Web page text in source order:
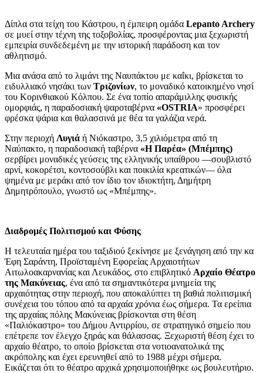
Δίπλα στα τείχη του Κάστρου, η έμπειρη ομάδα Lepanto Archery
σε μυεί στην τέχνη της τοξοβολίας, προσφέροντας μια ξεχωριστή
εμπειρία συνδεδεμένη με την ιστορική παράδοση και τον
αθλητισμό.
Μια ανάσα από το λιμάνι της Ναυπάκτου με καΐκι, βρίσκεται το
ειδυλλιακό νησάκι των Τριζονίων, το μοναδικό κατοικημένο νησί
του Κορινθιακού Κόλπου. Σε ένα τοπίο απαράμιλλης φυσικής
ομορφιάς, η παραδοσιακή ψαροταβέρνα «OSTRIA» προσφέρει
φρέσκα ψάρια και θαλασσινά με θέα τα γαλάζια νερά.
Στην περιοχή Λυγιά ή Νιόκαστρο, 3,5 χιλιόμετρα από τη
Ναύπακτο, η παραδοσιακή ταβέρνα «Η Παρέα» (Μπέμπης)
σερβίρει μοναδικές γεύσεις της ελληνικής υπαίθρου —σουβλιστό
αρνί, κοκορέτσι, κοντοσούβλι και ποικιλία κρεατικών— όλα
ψημένα με μεράκι από τον ίδιο τον ιδιοκτήτη, Δημήτρη
Δημητρόπουλο, γνωστό ως «Μπέμπης».
Διαδρομές Πολιτισμού και Φύσης
Η τελευταία ημέρα του ταξιδιού ξεκίνησε με ξενάγηση από την κα
Έφη Σαράντη, Προϊσταμένη Εφορείας Αρχαιοτήτων
Αιτωλοακαρνανίας και Λευκάδος, στο επιβλητικό Αρχαίο Θέατρο
της Μακύνειας, ένα από τα σημαντικότερα μνημεία της
αρχαιότητας στην περιοχή, που αποκαλύπτει τη βαθιά πολιτισμική
συνέχεια του τόπου από τα αρχαία χρόνια έως σήμερα. Τα ερείπια
της αρχαίας πόλης Μακύνειας βρίσκονται στη θέση
«Παλιόκαστρο» του Δήμου Αντιρρίου, σε στρατηγικό σημείο που
επέτρεπε τον έλεγχο ξηράς και θάλασσας. Ξεχωριστή θέση έχει το
αρχαίο θέατρο, το οποίο βρίσκεται στα νοτιοανατολικά της
ακρόπολης και έχει ερευνηθεί από το 1988 μέχρι σήμερα.
Εικάζεται ότι το θέατρο αρχικά χρησιμοποιήθηκε ως βουλευτήριο.